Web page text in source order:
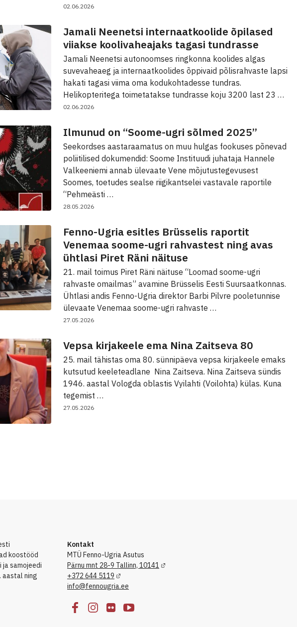
02.06.2026
Jamali Neenetsi internaatkoolide õpilased
viiakse koolivaheajaks tagasi tundrasse
Jamali Neenetsi autonoomses ringkonna koolides algas
suvevaheaeg ja internaatkoolides õppivaid põlisrahvaste lapsi
hakati tagasi viima oma kodukohtadesse tundras.
Helikopteritega toimetatakse tundrasse koju 3200 last 23 …
02.06.2026
Ilmunud on “Soome-ugri sõlmed 2025”
Seekordses aastaraamatus on muu hulgas fookuses põnevad
poliitilised dokumendid: Soome Instituudi juhataja Hannele
Valkeeniemi annab ülevaate Vene mõjutustegevusest
Soomes, toetudes sealse riigikantselei vastavale raportile
“Pehmeästi …
28.05.2026
Fenno-Ugria esitles Brüsselis raportit
Venemaa soome-ugri rahvastest ning avas
ühtlasi Piret Räni näituse
21. mail toimus Piret Räni näituse “Loomad soome-ugri
rahvaste omailmas” avamine Brüsselis Eesti Suursaatkonnas.
Ühtlasi andis Fenno-Ugria direktor Barbi Pilvre pooletunnise
ülevaate Venemaa soome-ugri rahvaste …
27.05.2026
Vepsa kirjakeele ema Nina Zaitseva 80
25. mail tähistas oma 80. sünnipäeva vepsa kirjakeele emaks
kutsutud keeleteadlane Nina Zaitseva. Nina Zaitseva sündis
1946. aastal Vologda oblastis Vyilahti (Voilohta) külas. Kuna
tegemist …
27.05.2026
koostööd
ja samojeedi
aastal ning
Kontakt
MTÜ Fenno-Ugria Asutus
Pärnu mnt 28-9 Tallinn, 10141
+372 644 5119
info@fennougria.ee